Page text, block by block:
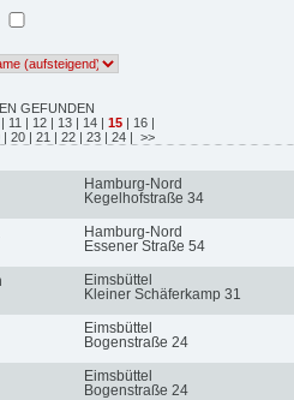
GEFUNDEN
| 11 | 12 | 13 | 14 | 15 | 16 |
| 20 | 21 | 22 | 23 | 24 | >>
Hamburg-Nord
Kegelhofstraße 34
Hamburg-Nord
Essener Straße 54
Eimsbüttel
Kleiner Schäferkamp 31
Eimsbüttel
Bogenstraße 24
Eimsbüttel
Bogenstraße 24